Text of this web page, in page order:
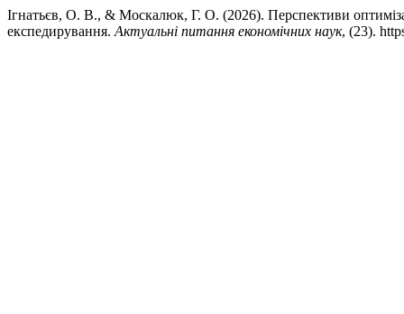
Ігнатьєв, О. В., & Москалюк, Г. О. (2026). Перспективи
експедирування. Актуальні питання економічних наук, (23).